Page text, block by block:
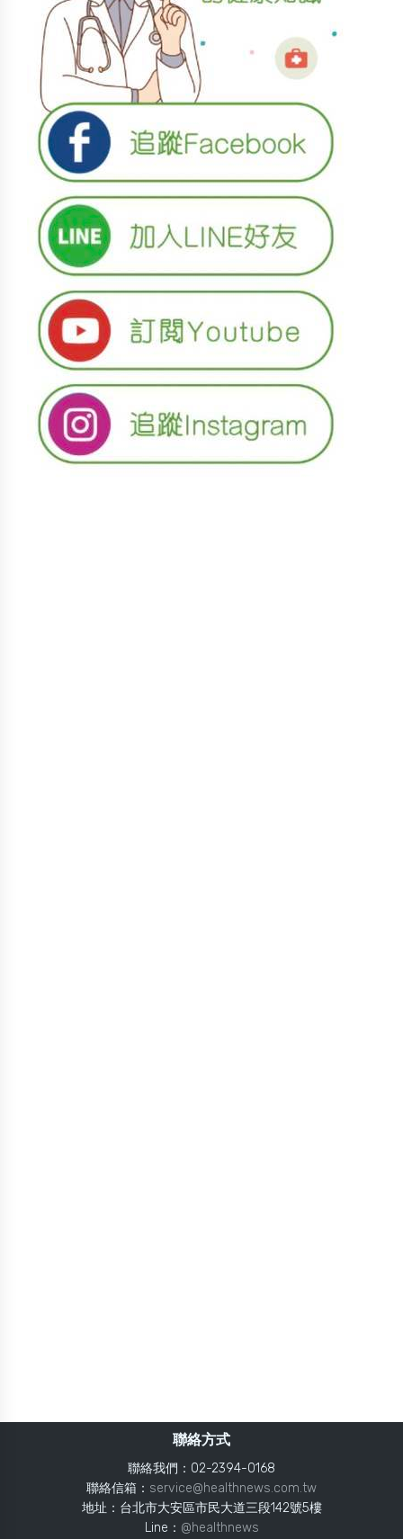
聯絡方式
聯絡我們：02-2394-0168
聯絡信箱： service@healthnews.com.tw
地址：台北市大安區市民大道三段142號5樓
Line： @healthnews